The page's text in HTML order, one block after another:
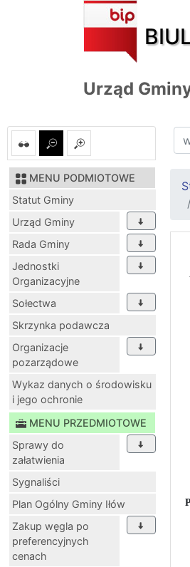
Urząd
MENU PODMIOTOWE
Statut Gminy
Urząd Gminy
Rada Gminy
Jednostki
Organizacyjne
Sołectwa
Skrzynka podawcza
Organizacje
pozarządowe
Wykaz danych o środowisku
i jego ochronie
MENU PRZEDMIOTOWE
Sprawy do
załatwienia
Sygnaliści
Plan Ogólny Gminy Iłów
Zakup węgla po
preferencyjnych
cenach